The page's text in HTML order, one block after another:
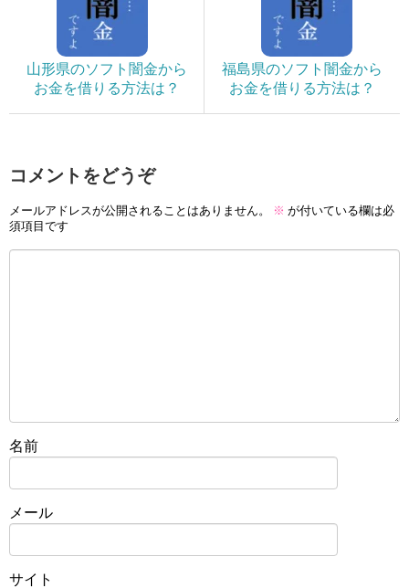
山形県のソフト闇金から
お金を借りる方法は？
福島県のソフト闇金から
お金を借りる方法は？
コメントをどうぞ
メールアドレスが公開されることはありません。 ※ が付いている欄は必
須項目です
名前
メール
サイト